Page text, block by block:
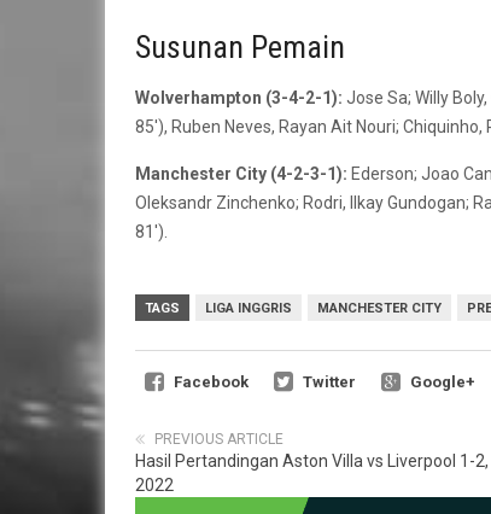
Susunan Pemain
Wolverhampton (3-4-2-1): Jose Sa; Willy
85′), Ruben Neves, Rayan Ait Nouri;
Manchester City (4-2-3-1): Ederson; Joao
Oleksandr Zinchenko; Rodri, Ilkay Gundogan;
81′).
TAGS LIGA INGGRIS MANCHESTER CITY
Facebook Twitter Google+
PREVIOUS ARTICLE
Hasil Pertandingan Aston Villa vs Liverpool 1-
2022